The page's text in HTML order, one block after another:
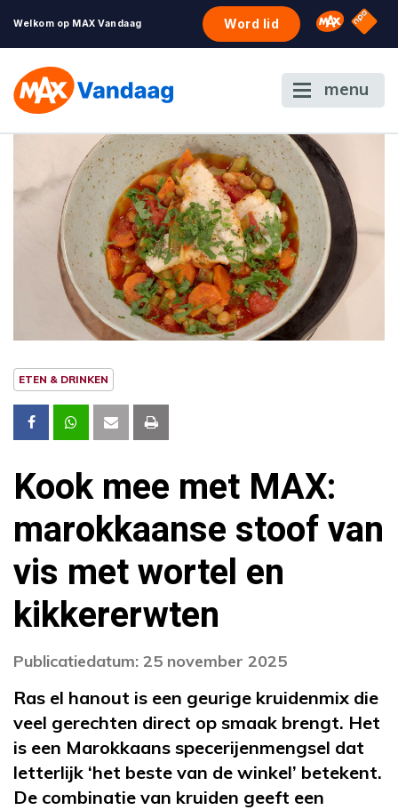
Welkom op MAX Vandaag Word lid Omroep
NPO
menu
ETEN & DRINKEN
Kook mee met MAX:
marokkaanse stoof van
vis met wortel en
kikkererwten
Publicatiedatum: 25 november 2025
Ras el hanout is een geurige kruidenmix die
veel gerechten direct op smaak brengt. Het
is een Marokkaans specerijenmengsel dat
letterlijk ‘het beste van de winkel’ betekent.
De combinatie van kruiden geeft een